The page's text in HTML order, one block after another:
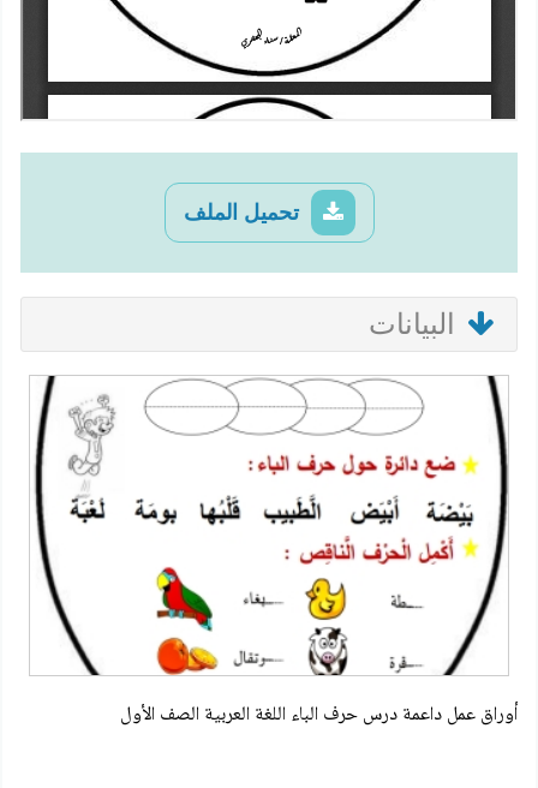
تحميل الملف
البيانات
أوراق عمل داعمة درس حرف الباء اللغة العربية الصف الأول